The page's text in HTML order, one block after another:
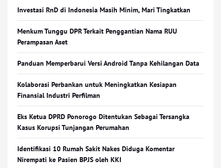
Investasi RnD di Indonesia Masih Minim, Mari Tingkatkan
Menkum Tunggu DPR Terkait Penggantian Nama RUU
Perampasan Aset
Panduan Memperbarui Versi Android Tanpa Kehilangan Data
Kolaborasi Perbankan untuk Meningkatkan Kesiapan
Finansial Industri Perfilman
Eks Ketua DPRD Ponorogo Ditentukan Sebagai Tersangka
Kasus Korupsi Tunjangan Perumahan
Identifikasi 10 Rumah Sakit Nakes Diduga Komentar
Nirempati ke Pasien BPJS oleh KKI